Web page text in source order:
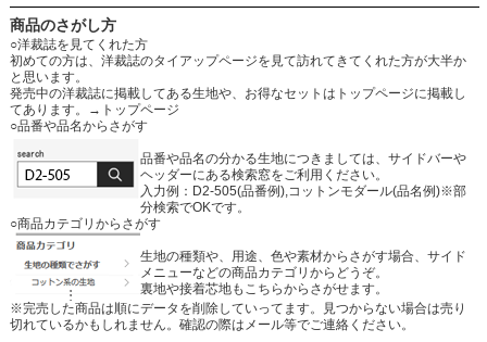
商品のさがし方
○洋裁誌を見てくれた方
初めての方は、洋裁誌のタイアップページを見て訪れてきてくれた方が大半か
と思います。
発売中の洋裁誌に掲載してある生地や、お得なセットはトップページに掲載し
てあります。
→トップページ
○品番や品名からさがす
品番や品名の分かる生地につきましては、サイドバーや
ヘッダーにある検索窓をご利用ください。
入力例：D2-505(品番例),コットンモダール(品名例)※部
分検索でOKです。
○商品カテゴリからさがす
生地の種類や、用途、色や素材からさがす場合、サイド
メニューなどの商品カテゴリからどうぞ。
裏地や接着芯地もこちらからさがせます。
※完売した商品は順にデータを削除していってます。見つからない場合は売り
切れているかもしれません。確認の際はメール等でご連絡ください。